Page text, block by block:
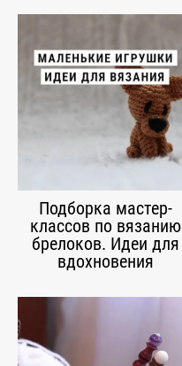
Подборка мастер-
классов по вязанию
брелоков. Идеи для
вдохновения